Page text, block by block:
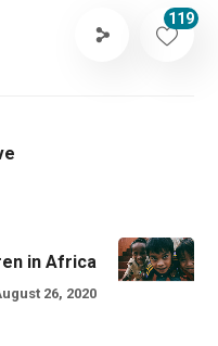
119
in Africa
26, 2020